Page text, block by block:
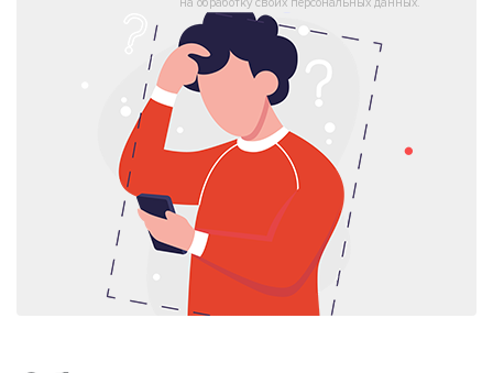
на обработку своих персональных данных.